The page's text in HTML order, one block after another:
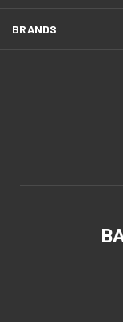
BRANDS